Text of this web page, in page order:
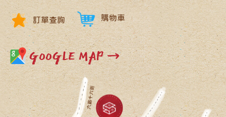
訂單查詢 購物車
GOOGLE MAP →